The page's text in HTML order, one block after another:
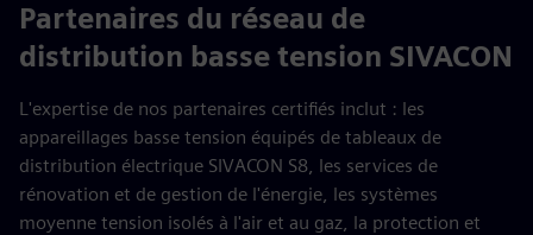
Partenaires du réseau de
distribution basse tension SIVACON
L'expertise de nos partenaires certifiés inclut : les
appareillages basse tension équipés de tableaux de
distribution électrique SIVACON S8, les services de
rénovation et de gestion de l'énergie, les systèmes
moyenne tension isolés à l'air et au gaz, la protection et